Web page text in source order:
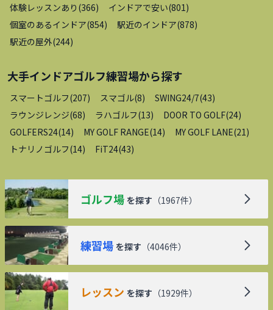
体験レッスンあり (366) インドアで安い(801 )
個室のあるインドア(854) 駅近のインドア(878)
駅近の屋外(244)
大手インドアゴルフ練習場から探す
スマートゴルフ(207) スマゴル(8) SWING24/7(43)
ラウンジレンジ(68) ラハゴルフ(13) DOOR TO GOLF(24)
GOLFERS24(14) MY GOLF RANGE(14) MY GOLF LANE(21 )
トナリノゴルフ(14) FiT24(43)
ゴルフ場 を探す （1967件）
練習場 を探す （4046件）
レッスン を探す （1929件）